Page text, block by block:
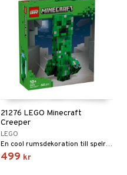
21276 LEGO Minecraft
Creeper
LEGO
En cool rumsdekoration till spelrummet!
499 kr